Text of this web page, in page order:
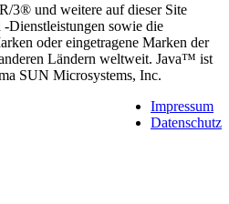
und weitere auf dieser Site
Dienstleistungen sowie die
oder eingetragene Marken der
Ländern weltweit. Java™ ist
SUN Microsystems, Inc.
Impressum
Datenschutz